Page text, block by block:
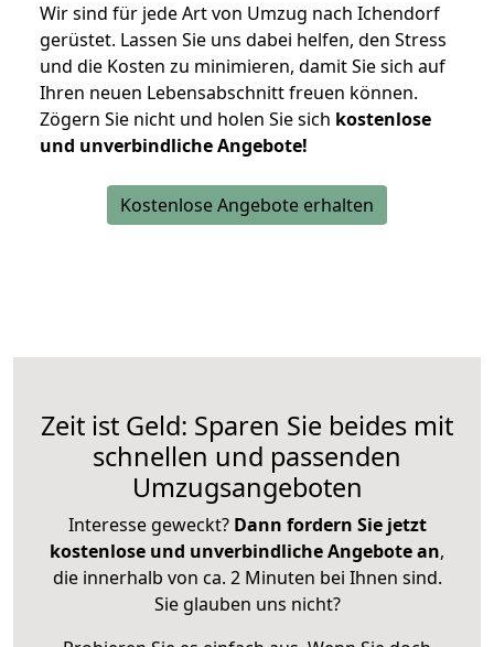
Wir sind für jede Art von Umzug nach Ichendorf
gerüstet. Lassen Sie uns dabei helfen, den Stress
und die Kosten zu minimieren, damit Sie sich auf
Ihren neuen Lebensabschnitt freuen können.
Zögern Sie nicht und holen Sie sich kostenlose
und unverbindliche Angebote!
Kostenlose Angebote erhalten
Zeit ist Geld: Sparen Sie beides mit
schnellen und passenden
Umzugsangeboten
Interesse geweckt? Dann fordern Sie jetzt
kostenlose und unverbindliche Angebote an,
die innerhalb von ca. 2 Minuten bei Ihnen sind.
Sie glauben uns nicht?